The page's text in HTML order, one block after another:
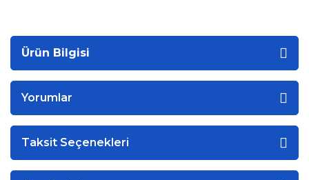
Ürün Bilgisi
Yorumlar
Taksit Seçenekleri